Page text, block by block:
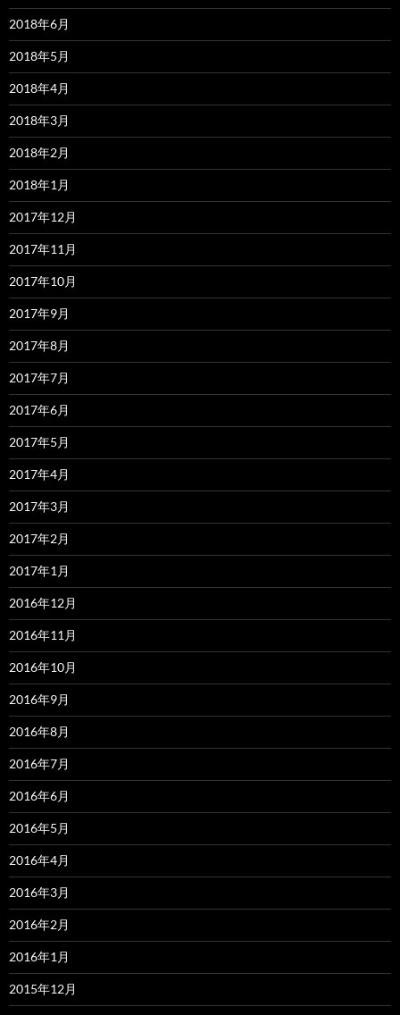
2018年6月
2018年5月
2018年4月
2018年3月
2018年2月
2018年1月
2017年12月
2017年11月
2017年10月
2017年9月
2017年8月
2017年7月
2017年6月
2017年5月
2017年4月
2017年3月
2017年2月
2017年1月
2016年12月
2016年11月
2016年10月
2016年9月
2016年8月
2016年7月
2016年6月
2016年5月
2016年4月
2016年3月
2016年2月
2016年1月
2015年12月